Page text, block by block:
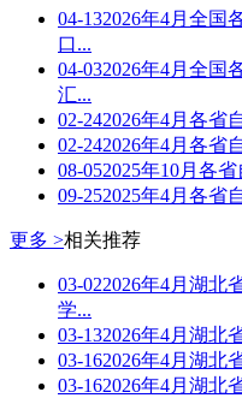
04-132026年4月全国
口...
04-032026年4月全国
汇...
02-242026年4月各省
02-242026年4月各省
08-052025年10月各
09-252025年4月各省
更多 >相关推荐
03-022026年4月湖北
学...
03-132026年4月湖北
03-162026年4月湖北
03-162026年4月湖北